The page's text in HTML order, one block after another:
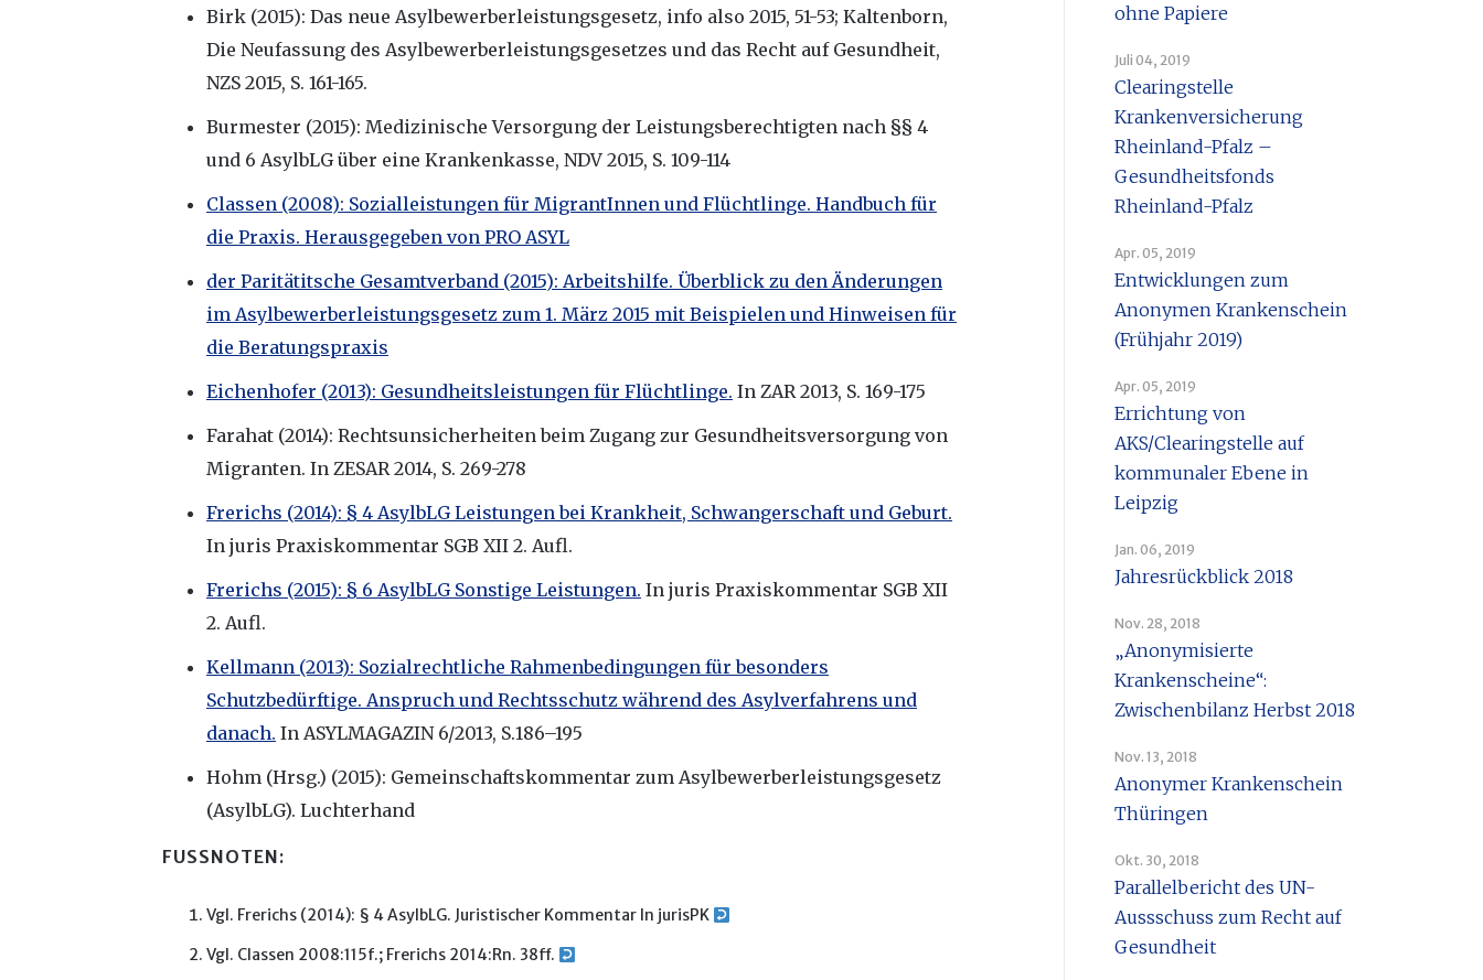
Birk (2015): Das neue Asylbewerberleistungsgesetz, info also 2015, 51-53; Kaltenborn,
Die Neufassung des Asylbewerberleistungsgesetzes und das Recht auf Gesundheit,
NZS 2015, S. 161-165.
Burmester (2015): Medizinische Versorgung der Leistungsberechtigten nach §§ 4
und 6 AsylbLG über eine Krankenkasse, NDV 2015, S. 109-114
Classen (2008): Sozialleistungen für MigrantInnen und Flüchtlinge. Handbuch für
die Praxis. Herausgegeben von PRO ASYL
der Paritätitsche Gesamtverband (2015): Arbeitshilfe. Überblick zu den Änderungen
im Asylbewerberleistungsgesetz zum 1. März 2015 mit Beispielen und Hinweisen für
die Beratungspraxis
Eichenhofer (2013): Gesundheitsleistungen für Flüchtlinge. In ZAR 2013, S. 169-175
Farahat (2014): Rechtsunsicherheiten beim Zugang zur Gesundheitsversorgung von
Migranten. In ZESAR 2014, S. 269-278
Frerichs (2014): § 4 AsylbLG Leistungen bei Krankheit, Schwangerschaft und Geburt.
In juris Praxiskommentar SGB XII 2. Aufl.
Frerichs (2015): § 6 AsylbLG Sonstige Leistungen. In juris Praxiskommentar SGB XII
2. Aufl.
Kellmann (2013): Sozialrechtliche Rahmenbedingungen für besonders
Schutzbedürftige. Anspruch und Rechtsschutz während des Asylverfahrens und
danach. In ASYLMAGAZIN 6/2013, S.186–195
Hohm (Hrsg.) (2015): Gemeinschaftskommentar zum Asylbewerberleistungsgesetz
(AsylbLG). Luchterhand
FUSSNOTEN:
Vgl. Frerichs (2014): § 4 AsylbLG. Juristischer Kommentar In jurisPK
Vgl. Classen 2008:115f.; Frerichs 2014:Rn. 38ff.
ohne Papiere
Juli 04, 2019
Clearingstelle
Krankenversicherung
Rheinland-Pfalz –
Gesundheitsfonds
Rheinland-Pfalz
Apr. 05, 2019
Entwicklungen zum
Anonymen Krankenschein
(Frühjahr 2019)
Apr. 05, 2019
Errichtung von
AKS/Clearingstelle auf
kommunaler Ebene in
Leipzig
Jan. 06, 2019
Jahresrückblick 2018
Nov. 28, 2018
„Anonymisierte
Krankenscheine“:
Zwischenbilanz Herbst 2018
Nov. 13, 2018
Anonymer Krankenschein
Thüringen
Okt. 30, 2018
Parallelbericht des UN-
Aussschuss zum Recht auf
Gesundheit